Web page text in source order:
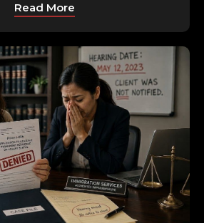
Read More